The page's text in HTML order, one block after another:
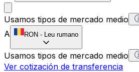
Usamos tipos de mercado medio
A
RON - Leu rumano
Usamos tipos de mercado medio
Ver cotización de transferencia